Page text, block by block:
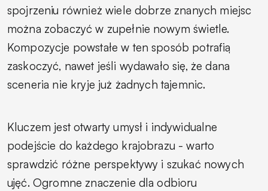
spojrzeniu również wiele dobrze znanych miejsc
można zobaczyć w zupełnie nowym świetle.
Kompozycje powstałe w ten sposób potrafią
zaskoczyć, nawet jeśli wydawało się, że dana
sceneria nie kryje już żadnych tajemnic.
Kluczem jest otwarty umysł i indywidualne
podejście do każdego krajobrazu - warto
sprawdzić różne perspektywy i szukać nowych
ujęć. Ogromne znaczenie dla odbioru